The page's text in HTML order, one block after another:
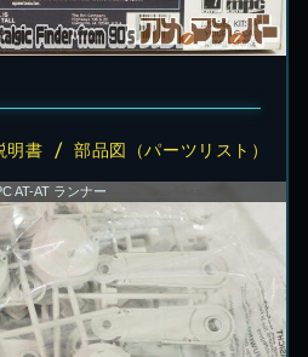
書 / 部品図（パーツリスト）
AT-AT ランナー